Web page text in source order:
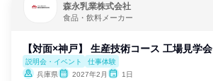
森永乳業株式会社
食品・飲料メーカー
【対面×神戸】 生産技術コース 工場見学会
説明会・イベント
仕事体験
兵庫県
2027年2月 1日